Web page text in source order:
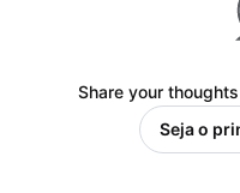
Share your
Seja o